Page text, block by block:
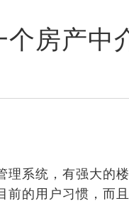
个房产中
理系统，有强大的
前的用户习惯，而